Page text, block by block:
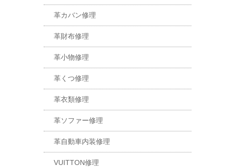
革カバン修理
革財布修理
革小物修理
革くつ修理
革衣類修理
革ソファー修理
革自動車内装修理
VUITTON修理